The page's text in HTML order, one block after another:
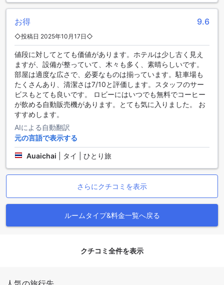
たリゾート体験を提供しています。
おり、都会の喧騒から逃れてリラックスしたい方に最適で
す。周辺には広大な緑地や公園が広がっており、自然散策や
ピクニックを楽しむことができます。また、近くにはゴルフ
コースやスポーツ施設もあり、アクティブなレジャーも楽し
めます。
シンシリ リゾートは、快適な客室と充実した設備を備えてお
り、ゲストに快適な滞在を提供します。リゾート内にはプー
ルやスパ、レストランもあり、リラックスしたり美味しい食
事を楽しんだりすることができます。バンコクで自然と静け
さを求めるなら、シンシリ リゾートが最適な選択肢です。
シンシリ リゾートへのアクセス方法
シンシリ リゾート【SHA Plus+認定】への最寄りの空港から
港がありますが、シンシリ リゾートへの最も便利なアクセス
方法はスワンナプーム国際空港（BKK）を利用することで
クシーまたは車で約30分ほどの距離です。空港の到着ロビー
にはタクシー乗り場があり、そこからシンシリ リゾートまで
の交通手段を手配することができます。タクシーはバンコク
シリ リゾートはスワンナプーム国際空港からの送迎サービス
お得 9.6
◇投稿日 2025年10月17日◇
値段に対してとても価値があります。ホテルは少し古く見え
ますが、設備が整っていて、木々も多く、素晴らしいです。
部屋は適度な広さで、必要なものは揃っています。駐車場も
たくさんあり、清潔さは7/10と評価します。スタッフのサー
ビスもとても良いです。 ロビーにはいつでも無料でコーヒー
が飲める自動販売機があります。とても気に入りました。 お
すすめします。
AIによる自動翻訳
元の言語で表示する
Auaichai タイ | ひとり旅
さらにクチコミを表示
ルームタイプ&料金一覧へ戻る
クチコミ全件を表示